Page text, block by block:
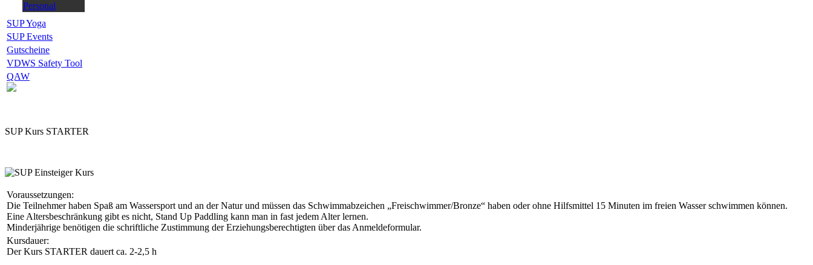
Personal
SUP Yoga
SUP Events
Gutscheine
VDWS Safety Tool
QAW
SUP Kurs STARTER
Voraussetzungen:
Die Teilnehmer haben Spaß am Wassersport und an der Natur und müssen das Schwimmabzeichen „Freischwimmer/Bronze“ haben oder ohne Hilfsmittel 15 Minuten im freien Wasser schwimmen können.
Eine Altersbeschränkung gibt es nicht, Stand Up Paddling kann man in fast jedem Alter lernen.
Minderjährige benötigen die schriftliche Zustimmung der Erziehungsberechtigten über das Anmeldeformular.
Kursdauer:
Der Kurs STARTER dauert ca. 2-2,5 h